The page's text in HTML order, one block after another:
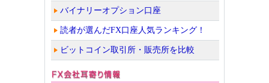
バイナリーオプション口座
読者が選んだFX口座人気ランキング！
ビットコイン取引所・販売所を比較